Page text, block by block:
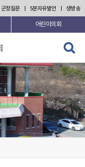
어린이의회
군정질문 5분자유발언 생방송
검색 열
기